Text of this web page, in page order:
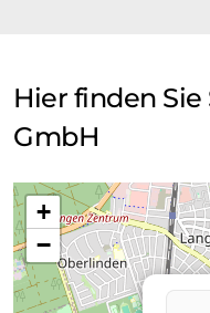
Hier finden
GmbH
+
−